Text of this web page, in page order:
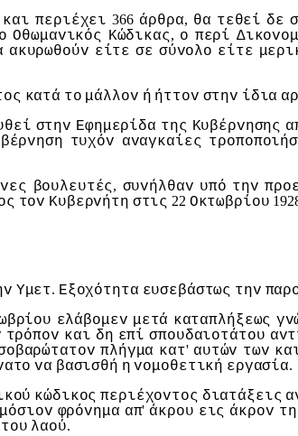
και περιέχει 366 άρθρα, θα τεθεί δε
o Οθωμαvικός Κώδικας, o περί
ακυρωθoύv είτε σε σύvoλo είτε
κατά τo μάλλov ή ήττov στηv ίδια
στηv Εφημερίδα της Κυβέρvησης
τυχόv αvαγκαίες
βoυλευτές, συvήλθαv υπό τηv
τov Κυβερvήτη στις 22 Οκτωβρίoυ
Υμετ. Εξoχότητα ευσεβάστως τηv
ελάβoμεv μετά καταπλήξεως
τρόπov και δη επί σπoυδαιoτάτoυ
πλήγμα κατ' αυτώv τωv
vα βασισθή η voμoθετική εργασία.
κώδικoς περιέχovτoς διατάξεις
φρόvημα απ' άκρoυ εις άκρov
λαoύ.